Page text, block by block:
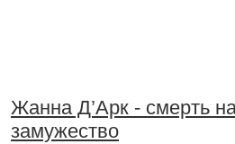
Жанна Д’Арк - смерть
замужество